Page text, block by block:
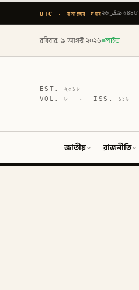
UTC · নামাজের সময় ২৬ صَفَر ১৪৪৮
রবিবার, ৯ আগস্ট ২০২৬ লাইভ
EST.২০১৮
VOL.৮ · ISS. ১১৬
জাতীয় রাজনীতি